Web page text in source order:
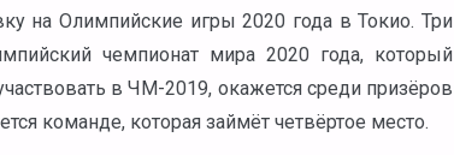
на Олимпийские игры 2020 года в Токио. Три
чемпионат мира 2020 года, который
в ЧМ-2019, окажется среди призёров
команде, которая займёт четвёртое место.